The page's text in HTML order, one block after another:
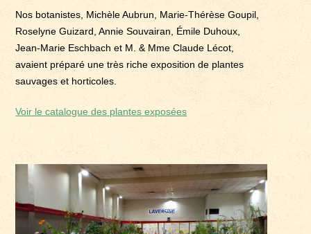
Nos botanistes, Michèle Aubrun, Marie-Thérèse Goupil,
Roselyne Guizard, Annie Souvairan, Émile Duhoux,
Jean-Marie Eschbach et M. & Mme Claude Lécot,
avaient préparé une très riche exposition de plantes
sauvages et horticoles.
Voir le catalogue des plantes exposées